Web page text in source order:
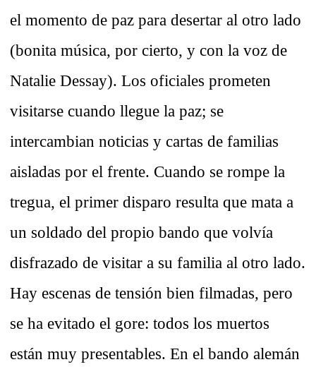
el momento de paz para desertar al otro lado
(bonita música, por cierto, y con la voz de
Natalie Dessay). Los oficiales prometen
visitarse cuando llegue la paz; se
intercambian noticias y cartas de familias
aisladas por el frente. Cuando se rompe la
tregua, el primer disparo resulta que mata a
un soldado del propio bando que volvía
disfrazado de visitar a su familia al otro lado.
Hay escenas de tensión bien filmadas, pero
se ha evitado el gore: todos los muertos
están muy presentables. En el bando alemán